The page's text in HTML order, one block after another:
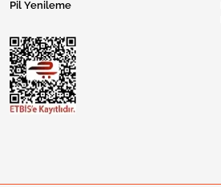
Pil Yenileme